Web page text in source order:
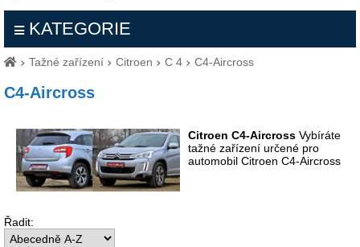
KATEGORIE
Tažné zařízení Citroen C 4 C4-Aircross
C4-Aircross
Citroen C4-Aircross Vybíráte
tažné zařízení určené pro
automobil Citroen C4-Aircross
Řadit: